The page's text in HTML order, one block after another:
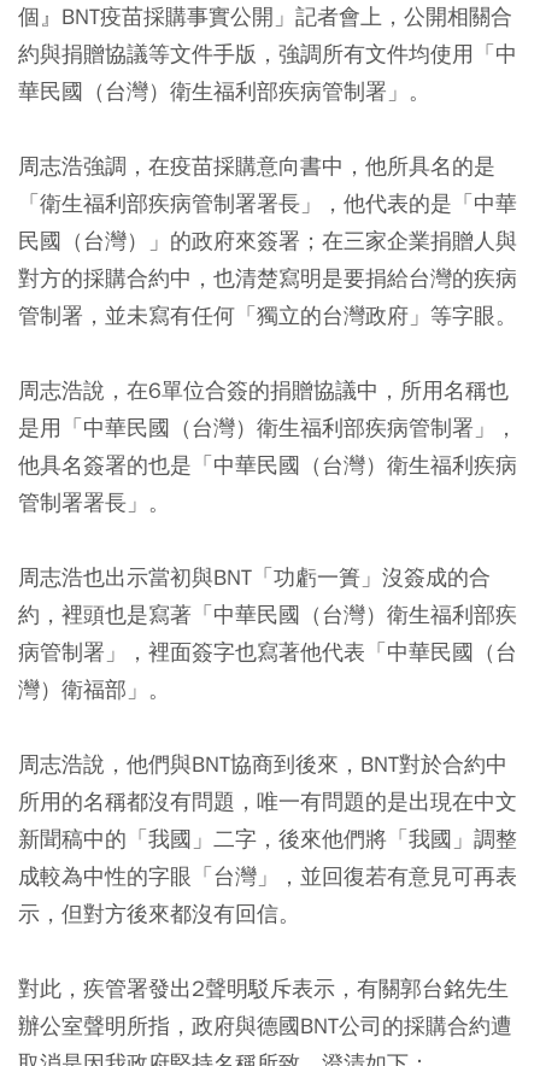
個』BNT疫苗採購事實公開」記者會上，公開相關合
約與捐贈協議等文件手版，強調所有文件均使用「中
華民國（台灣）衛生福利部疾病管制署」。
周志浩強調，在疫苗採購意向書中，他所具名的是
「衛生福利部疾病管制署署長」，他代表的是「中華
民國（台灣）」的政府來簽署；在三家企業捐贈人與
對方的採購合約中，也清楚寫明是要捐給台灣的疾病
管制署，並未寫有任何「獨立的台灣政府」等字眼。
周志浩說，在6單位合簽的捐贈協議中，所用名稱也
是用「中華民國（台灣）衛生福利部疾病管制署」，
他具名簽署的也是「中華民國（台灣）衛生福利疾病
管制署署長」。
周志浩也出示當初與BNT「功虧一簣」沒簽成的合
約，裡頭也是寫著「中華民國（台灣）衛生福利部疾
病管制署」，裡面簽字也寫著他代表「中華民國（台
灣）衛福部」。
周志浩說，他們與BNT協商到後來，BNT對於合約中
所用的名稱都沒有問題，唯一有問題的是出現在中文
新聞稿中的「我國」二字，後來他們將「我國」調整
成較為中性的字眼「台灣」，並回復若有意見可再表
示，但對方後來都沒有回信。
對此，疾管署發出2聲明駁斥表示，有關郭台銘先生
辦公室聲明所指，政府與德國BNT公司的採購合約遭